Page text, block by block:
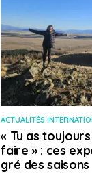
ACTUALITÉS
« Tu as
faire » : ces
gré des saisons